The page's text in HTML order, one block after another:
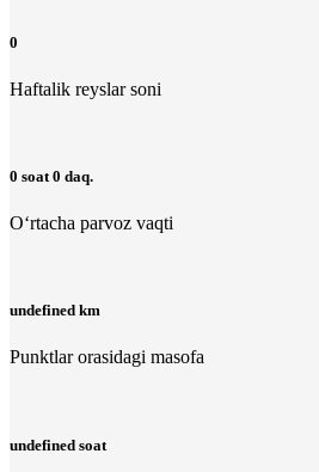
0
Haftalik reyslar soni
0 soat 0 daq.
O‘rtacha parvoz vaqti
undefined km
Punktlar orasidagi masofa
undefined soat